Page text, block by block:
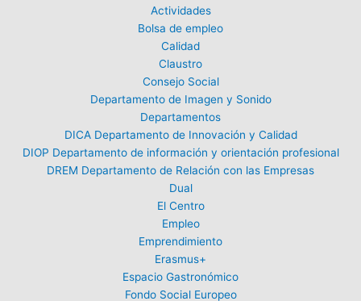
Actividades
Bolsa de empleo
Calidad
Claustro
Consejo Social
Departamento de Imagen y Sonido
Departamentos
DICA Departamento de Innovación y Calidad
DIOP Departamento de información y orientación profesional
DREM Departamento de Relación con las Empresas
Dual
El Centro
Empleo
Emprendimiento
Erasmus+
Espacio Gastronómico
Fondo Social Europeo